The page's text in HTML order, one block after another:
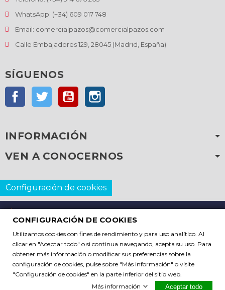
WhatsApp: (+34) 609 017 748
Email: comercialpazos@comercialpazos.com
Calle Embajadores 129, 28045 (Madrid, España)
SÍGUENOS
FacebookTwitter YouTube
INFORMACIÓN
VEN A CONOCERNOS
Configuración de cookies
Copyright © 2026 C. Pazos S.L. Todos los derechos
reservados
CONFIGURACIÓN DE COOKIES
Utilizamos cookies con fines de rendimiento y para uso analítico. Al
clicar en "Aceptar todo" o si continua navegando, acepta su uso. Para
obtener más información o modificar sus preferencias sobre la
configuración de cookies, pulse sobre "Más información" o visite
"Configuración de cookies" en la parte inferior del sitio web.
Más información
Aceptar todo